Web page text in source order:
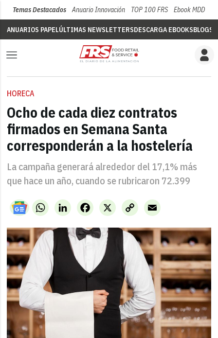
Temas Destacados Anuario Innovación TOP 100 FRS Ebook MDD
ANUARIOS PAPELÚLTIMAS NEWSLETTERSDESCARGA EBOOKSBLOGS
HORECA
Ocho de cada diez contratos
firmados en Semana Santa
corresponderán a la hostelería
La campaña generará alrededor del 17,1% más
que hace un año, cuando se rubricaron 72.399
WhatsAppLinkedIn X
Facebook
Copy
Link
Email